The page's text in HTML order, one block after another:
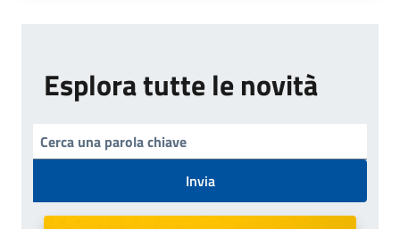
Esplora tutte le novità
Invia